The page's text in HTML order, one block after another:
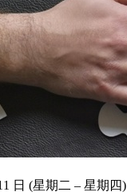
日 (星期二 – 星期四)